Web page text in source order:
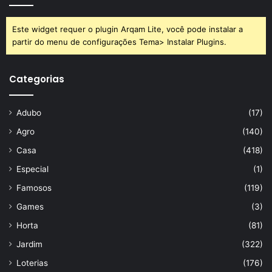
Este widget requer o plugin Arqam Lite, você pode instalar a
partir do menu de configurações Tema> Instalar Plugins.
Categorias
Adubo
(17)
Agro
(140)
Casa
(418)
Especial
(1)
Famosos
(119)
Games
(3)
Horta
(81)
Jardim
(322)
Loterias
(176)